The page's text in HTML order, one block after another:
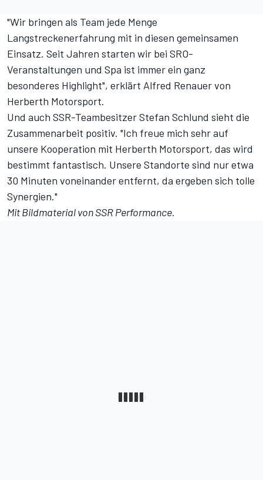
"Wir bringen als Team jede Menge
Langstreckenerfahrung mit in diesen gemeinsamen
Einsatz. Seit Jahren starten wir bei SRO-
Veranstaltungen und Spa ist immer ein ganz
besonderes Highlight", erklärt Alfred Renauer von
Herberth Motorsport.
Und auch SSR-Teambesitzer Stefan Schlund sieht die
Zusammenarbeit positiv. "Ich freue mich sehr auf
unsere Kooperation mit Herberth Motorsport, das wird
bestimmt fantastisch. Unsere Standorte sind nur etwa
30 Minuten voneinander entfernt, da ergeben sich tolle
Synergien."
Mit Bildmaterial von SSR Performance.